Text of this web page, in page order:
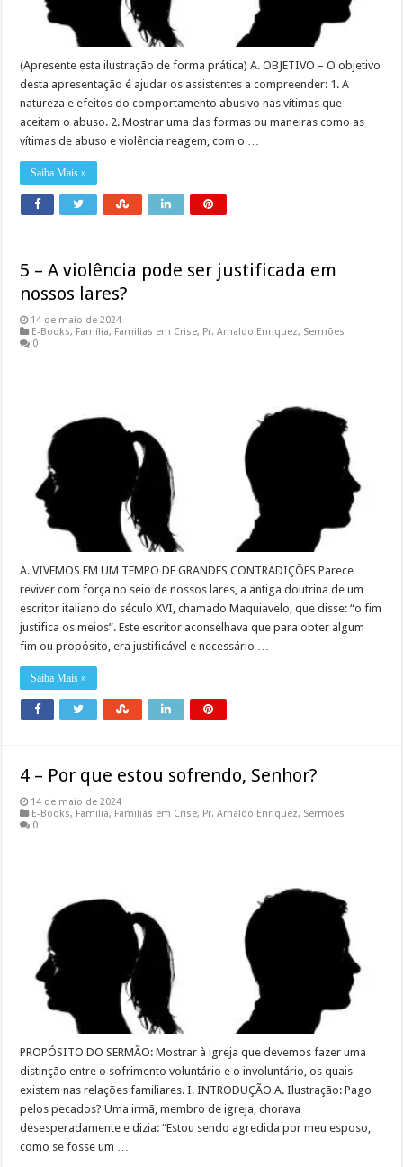
(Apresente esta ilustração de forma prática) A. OBJETIVO – O objetivo
desta apresentação é ajudar os assistentes a compreender: 1. A
natureza e efeitos do comportamento abusivo nas vítimas que
aceitam o abuso. 2. Mostrar uma das formas ou maneiras como as
vítimas de abuso e violência reagem, com o …
Saiba Mais »
5 – A violência pode ser justificada em
nossos lares?
14 de maio de 2024
E-Books, Família, Familias em Crise, Pr. Arnaldo Enriquez, Sermões
0
A. VIVEMOS EM UM TEMPO DE GRANDES CONTRADIÇÕES Parece
reviver com força no seio de nossos lares, a antiga doutrina de um
escritor italiano do século XVI, chamado Maquiavelo, que disse: “o fim
justifica os meios”. Este escritor aconselhava que para obter algum
fim ou propósito, era justificável e necessário …
Saiba Mais »
4 – Por que estou sofrendo, Senhor?
14 de maio de 2024
E-Books, Família, Familias em Crise, Pr. Arnaldo Enriquez, Sermões
0
PROPÓSITO DO SERMÃO: Mostrar à igreja que devemos fazer uma
distinção entre o sofrimento voluntário e o involuntário, os quais
existem nas relações familiares. I. INTRODUÇÃO A. Ilustração: Pago
pelos pecados? Uma irmã, membro de igreja, chorava
desesperadamente e dizia: “Estou sendo agredida por meu esposo,
como se fosse um …